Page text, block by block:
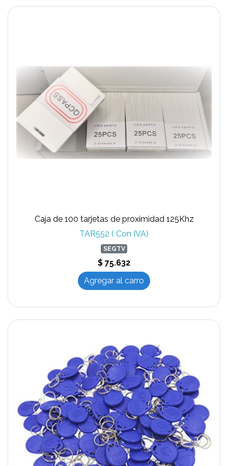
Caja de 100 tarjetas de proximidad 125Khz
TAR552 ( Con IVA)
SEGTV
$ 75.632
Agregar al carro